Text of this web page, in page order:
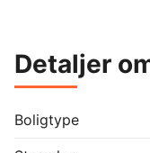
på
hvis du er
Detaljer
Boligtype